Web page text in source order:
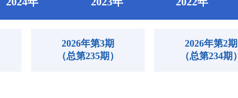
2026年第3期
（总第235期）
2026年第2期
（总第234期）